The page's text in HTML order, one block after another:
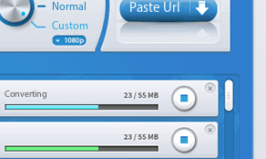
Normal
Custom
Converting
Paste Url